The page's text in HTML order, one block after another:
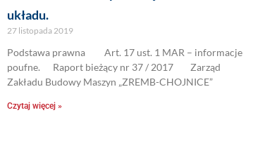
układu.
27 listopada 2019
Podstawa prawna Art. 17 ust. 1 MAR – informacje
poufne. Raport bieżący nr 37 / 2017 Zarząd
Zakładu Budowy Maszyn „ZREMB-CHOJNICE”
Czytaj więcej »